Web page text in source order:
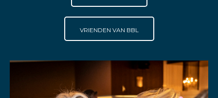
VRIENDEN VAN BBL